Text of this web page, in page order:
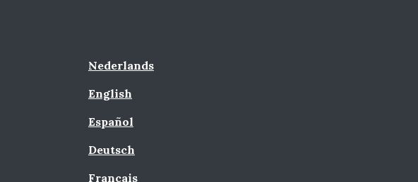
Nederlands
English
Español
Deutsch
Français